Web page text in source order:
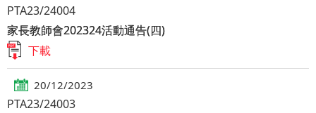
PTA23/24004
家長教師會202324活動通告(四)
下載
20/12/2023
PTA23/24003